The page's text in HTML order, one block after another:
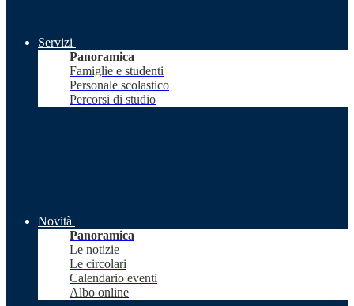
Servizi
Panoramica
Famiglie e studenti
Personale scolastico
Percorsi di studio
Novità
Panoramica
Le notizie
Le circolari
Calendario eventi
Albo online